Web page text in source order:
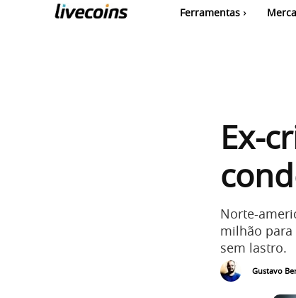
Ferramentas
Ex-
Norte-
milhão para
sem lastro.
Gustavo